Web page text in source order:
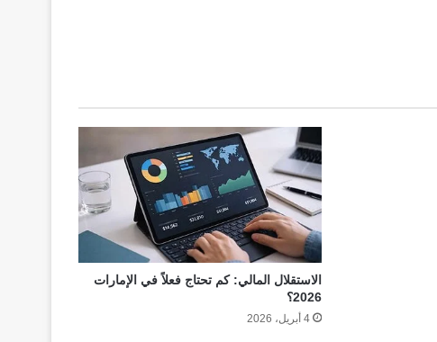
الاستقلال المالي: كم تحتاج فعلاً في الإمارات
2026؟
4 أبريل، 2026